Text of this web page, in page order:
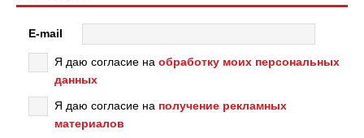
E-mail
Я даю согласие на обработку моих персональных
данных
Я даю согласие на получение рекламных
материалов